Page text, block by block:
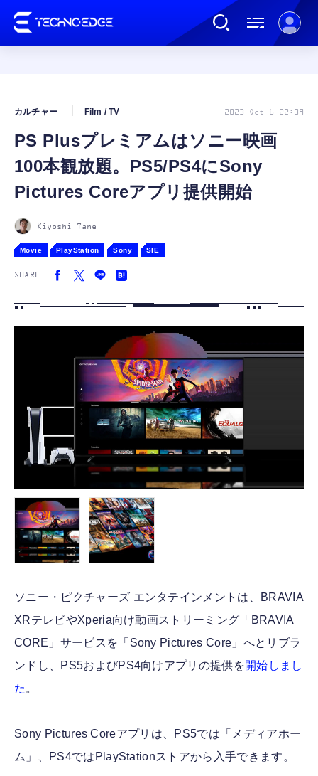
AI
ガジェット
カルチャー
FOLLOW US
PS Plusプレミアムはソニー映画
100本観放題。PS5/PS4にSony
Pictures Coreアプリ提供開始
カルチャー Film / TV 2023 Oct 6 22:39
Kiyoshi Tane
Movie PlayStation Sony SIE
SHARE
ソニー・ピクチャーズ エンタテインメントは、BRAVIA
XRテレビやXperia向け動画ストリーミング「BRAVIA
CORE」サービスを「Sony Pictures Core」へとリブラ
ンドし、PS5およびPS4向けアプリの提供を開始しまし
た 。
Sony Pictures Coreアプリは、PS5では「メディアホー
ム」、PS4ではPlayStationストアから入手できます。